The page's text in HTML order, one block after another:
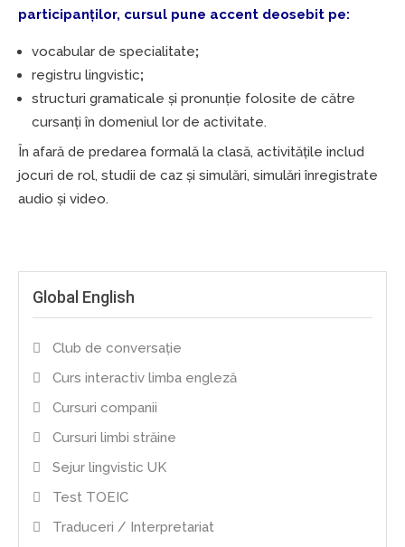
participanților, cursul pune accent deosebit pe:
vocabular de specialitate;
registru lingvistic;
structuri gramaticale și pronunție folosite de către
cursanți în domeniul lor de activitate.
În afară de predarea formală la clasă, activitățile includ
jocuri de rol, studii de caz și simulări, simulări înregistrate
audio și video.
Global English
Club de conversație
Curs interactiv limba engleză
Cursuri companii
Cursuri limbi străine
Sejur lingvistic UK
Test TOEIC
Traduceri / Interpretariat